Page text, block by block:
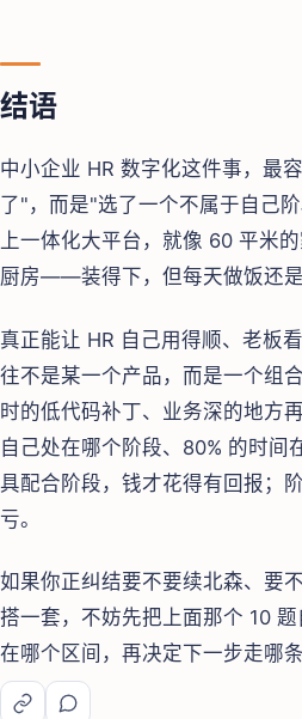
结语
中小企业 HR 数字化这件事，最
了"，而是"选了一个不属于自己
上一体化大平台，就像 60 平米
厨房——装得下，但每天做饭还是
真正能让 HR 自己用得顺、老板
往不是某一个产品，而是一个组
时的低代码补丁、业务深的地方
自己处在哪个阶段、80% 的时间
具配合阶段，钱才花得有回报；
亏。
如果你正纠结要不要续北森、要
搭一套，不妨先把上面那个 10
在哪个区间，再决定下一步走哪条